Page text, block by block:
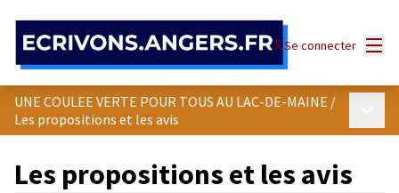
Se connecter
UNE COULEE VERTE POUR TOUS AU LAC-DE-MAINE /
Les propositions et les avis
Les propositions et les avis